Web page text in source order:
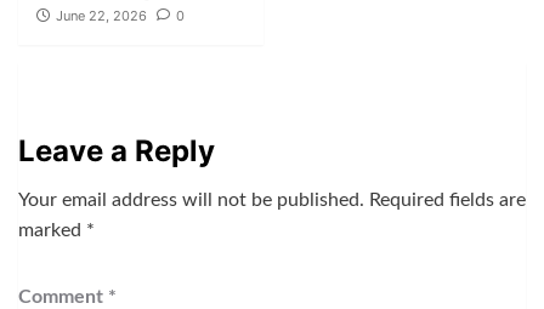
June 22, 2026 0
Leave a Reply
Your email address will not be published. Required fields are
marked *
Comment *